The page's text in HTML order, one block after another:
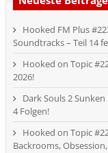
Hooked FM Plus
Soundtracks – Teil 14
Hooked on Topic
2026!
Dark Souls 2 Sunken
4 Folgen!
Hooked on Topic
Backrooms,